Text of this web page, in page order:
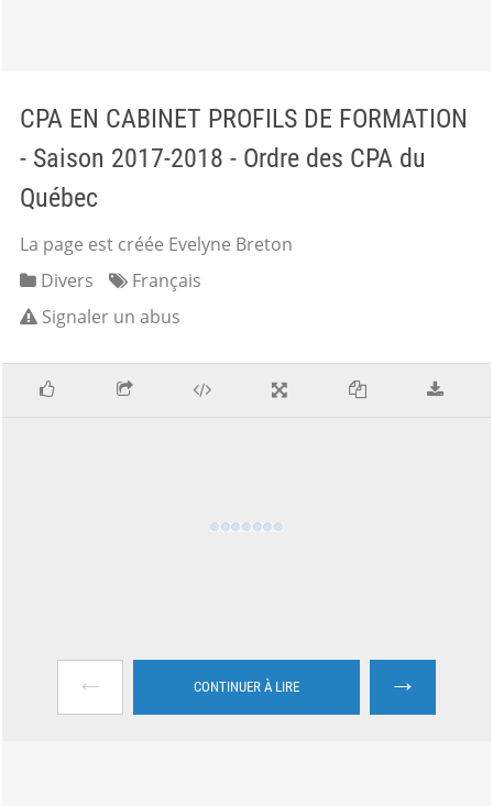
CPA EN CABINET PROFILS DE FORMATION
- Saison 2017-2018 - Ordre des CPA du
Québec
La page est créée Evelyne Breton
Divers
Français
Signaler un abus
← CONTINUER À LIRE →